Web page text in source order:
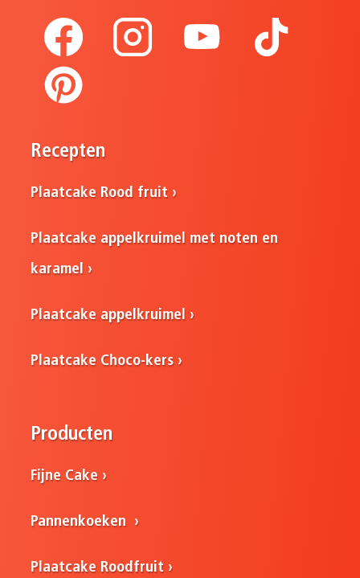
Recepten
Plaatcake Rood fruit
Plaatcake appelkruimel met noten en
karamel
Plaatcake appelkruimel
Plaatcake Choco-kers
Producten
Fijne Cake
Pannenkoeken
Plaatcake Roodfruit